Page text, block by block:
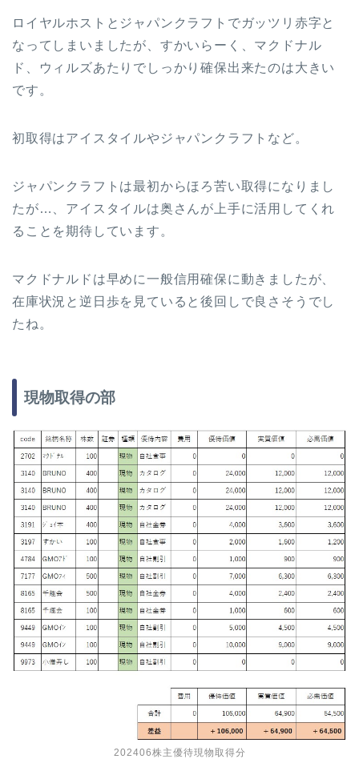
ロイヤルホストとジャパンクラフトでガッツリ赤字と
なってしまいましたが、すかいらーく、マクドナル
ド、ウィルズあたりでしっかり確保出来たのは大きい
です。
初取得はアイスタイルやジャパンクラフトなど。
ジャパンクラフトは最初からほろ苦い取得になりまし
たが…、アイスタイルは奥さんが上手に活用してくれ
ることを期待しています。
マクドナルドは早めに一般信用確保に動きましたが、
在庫状況と逆日歩を見ていると後回しで良さそうでし
たね。
現物取得の部
202406株主優待現物取得分